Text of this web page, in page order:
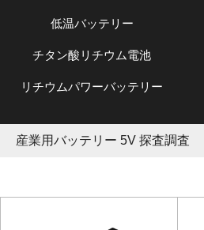
低温バッテリー
チタン酸リチウム電池
リチウムパワーバッテリー
産業用バッテリー 5V 探査調査